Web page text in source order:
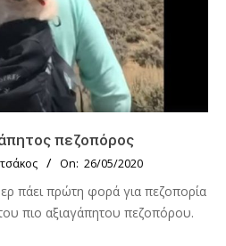
πεζοπόρος
On: 26/05/2020
πάει πρώτη φορά για πεζοπορία
πιο αξιαγάπητου πεζοπόρου.